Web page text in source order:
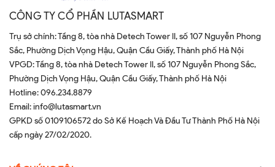
CÔNG TY CỔ PHẦN LUTASMART
Trụ sở chính: Tầng 8, tòa nhà Detech Tower II, số 107 Nguyễn Phong
Sắc, Phường Dịch Vọng Hậu, Quận Cầu Giấy, Thành phố Hà Nội
VPGD: Tầng 8, tòa nhà Detech Tower II, số 107 Nguyễn Phong Sắc,
Phường Dịch Vọng Hậu, Quận Cầu Giấy, Thành phố Hà Nội
Hotline:096.234.8879
Email:info@lutasmart.vn
GPKD số 0109106572 do Sở Kế Hoạch Và Đầu Tư Thành Phố Hà Nội
cấp ngày 27/02/2020.